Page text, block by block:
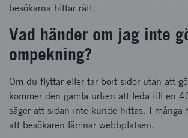
besökarna hittar rätt.
Vad händer om jag inte
ompekning?
Om du flyttar eller tar bort sidor utan att
kommer den gamla url:en att leda till en
säger att sidan inte kunde hittas. I många
att besökaren lämnar webbplatsen.